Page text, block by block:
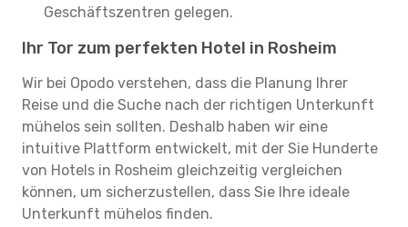
Geschäftszentren gelegen.
Ihr Tor zum perfekten Hotel in Rosheim
Wir bei Opodo verstehen, dass die Planung Ihrer
Reise und die Suche nach der richtigen Unterkunft
mühelos sein sollten. Deshalb haben wir eine
intuitive Plattform entwickelt, mit der Sie Hunderte
von Hotels in Rosheim gleichzeitig vergleichen
können, um sicherzustellen, dass Sie Ihre ideale
Unterkunft mühelos finden.